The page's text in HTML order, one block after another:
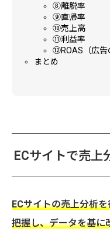
⑧離脱率
⑨直帰率
⑩売上高
⑪利益率
⑫ROAS（広告
まとめ
ECサイトで売上
ECサイトの売上分析
把握し、データを基に